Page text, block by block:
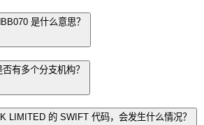
是什么意思？
有多个分支机构？
LIMITED 的 SWIFT 代码，会发生什么情况？